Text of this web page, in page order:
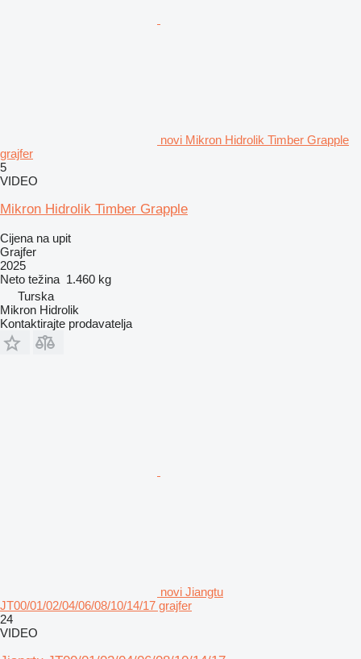
novi Mikron Hidrolik Timber Grapple
grajfer
5
VIDEO
Mikron Hidrolik Timber Grapple
Cijena na upit
Grajfer
2025
Neto težina 1.460 kg
Turska
Mikron Hidrolik
Kontaktirajte prodavatelja
novi Jiangtu
JT00/01/02/04/06/08/10/14/17 grajfer
24
VIDEO